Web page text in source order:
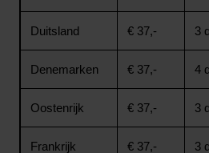
Duitsland € 37,- 3
Denemarken € 37,- 4
Oostenrijk € 37,- 3
Frankrijk € 37,- 3